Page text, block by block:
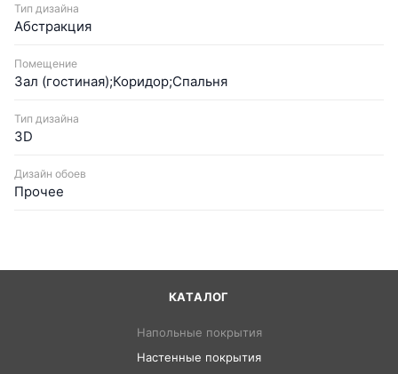
Тип дизайна
Абстракция
Помещение
Зал (гостиная);Коридор;Спальня
Тип дизайна
3D
Дизайн обоев
Прочее
КАТАЛОГ
Напольные покрытия
Настенные покрытия